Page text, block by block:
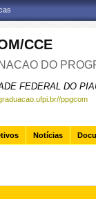
CCE
DO
FEDERAL DO
ppgcom
Notícias